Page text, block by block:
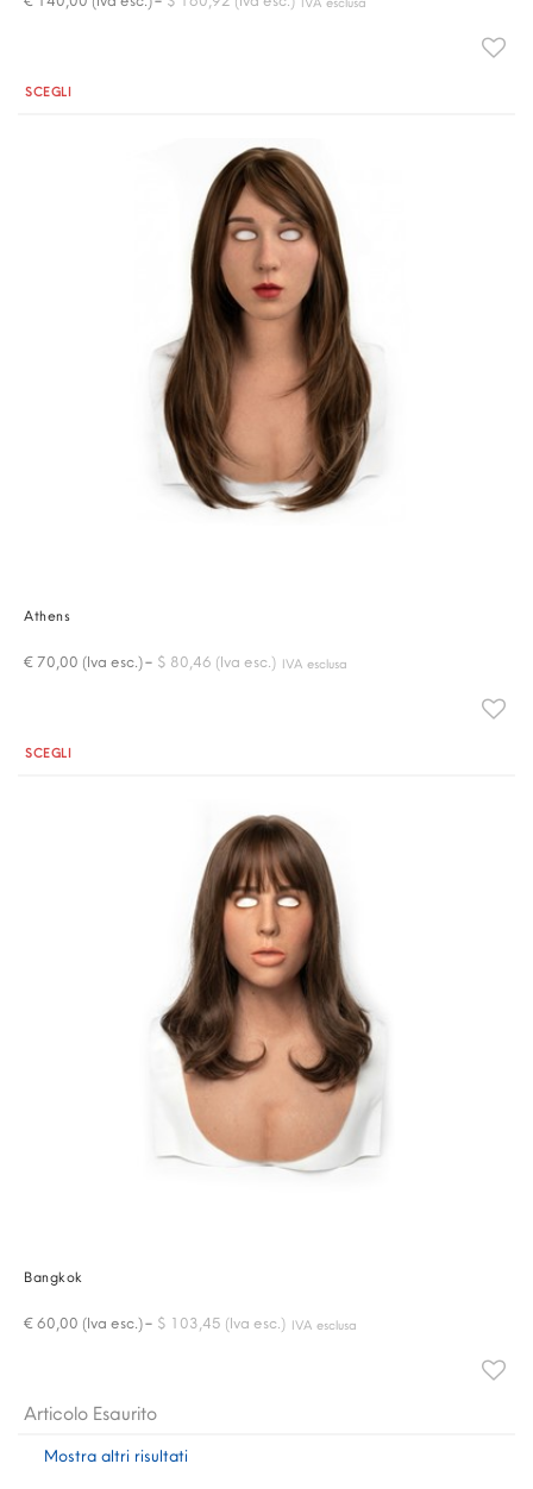
Quantità
SCEGLI
Athens
€ 70,00 (Iva esc.)- $ 80,46 (Iva esc.) IVA esclusa
Quantità
SCEGLI
Bangkok
€ 60,00 (Iva esc.)- $ 103,45 (Iva esc.) IVA esclusa
Articolo Esaurito
Mostra altri risultati